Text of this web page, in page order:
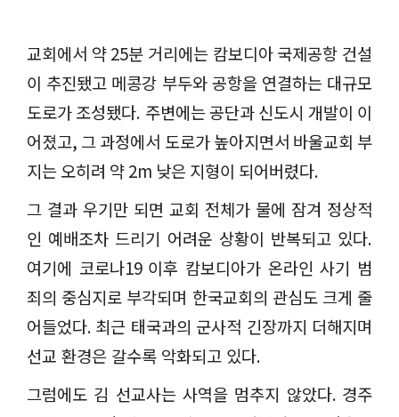
교회에서 약25분 거리에는 캄보디아 국제공항 건설
이 추진됐고 메콩강 부두와 공항을 연결하는 대규모
도로가 조성됐다. 주변에는 공단과 신도시 개발이 이
어졌고, 그 과정에서 도로가 높아지면서 바울교회 부
지는 오히려 약2m 낮은 지형이 되어버렸다.
그 결과 우기만 되면 교회 전체가 물에 잠겨 정상적
인 예배조차 드리기 어려운 상황이 반복되고 있다.
여기에 코로나19 이후 캄보디아가 온라인 사기 범
죄의 중심지로 부각되며 한국교회의 관심도 크게 줄
어들었다. 최근 태국과의 군사적 긴장까지 더해지며
선교 환경은 갈수록 악화되고 있다.
그럼에도 김 선교사는 사역을 멈추지 않았다. 경주